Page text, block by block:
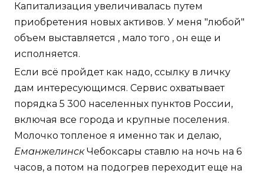
Капитализация увеличивалась путем
приобретения новых активов. У меня "любой"
объем выставляется , мало того , он еще и
исполняется.
Если всё пройдет как надо, ссылку в личку
дам интересующимся. Сервис охватывает
порядка 5 300 населенных пунктов России,
включая все города и крупные поселения.
Молочко топленое я именно так и делаю,
ЕманжелинскЧебоксары ставлю на ночь на 6
часов, а потом на подогрев переходит еще на